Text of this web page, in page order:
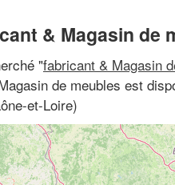
& Magasin de
"fabricant & Magasin
de meubles est
et-Loire)